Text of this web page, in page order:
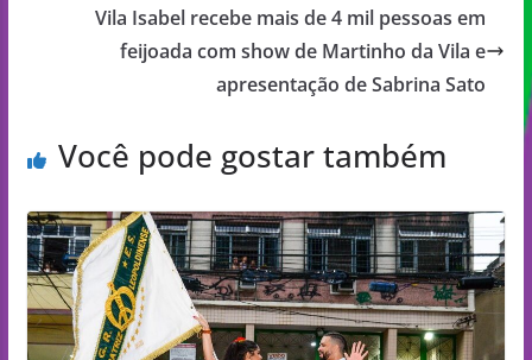
Vila Isabel recebe mais de 4 mil pessoas em
feijoada com show de Martinho da Vila e
apresentação de Sabrina Sato
Você pode gostar também